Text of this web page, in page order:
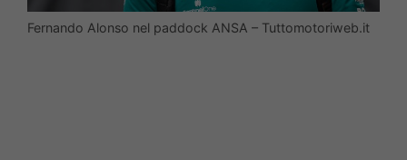
Fernando Alonso nel paddock ANSA – Tuttomotoriweb.it